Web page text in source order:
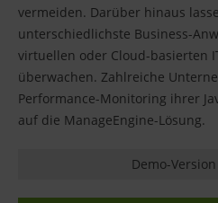
vermeiden. Darüber hinaus
unterschiedlichste Business-
virtuellen oder Cloud-basierten
überwachen. Zahlreiche
Performance-Monitoring ihrer
auf die ManageEngine-Lösung.
Demo-